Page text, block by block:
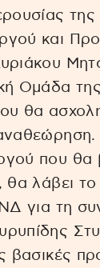
της
και
Ομάδα
θα
που θα
θα λάβει
για τη
βασικές